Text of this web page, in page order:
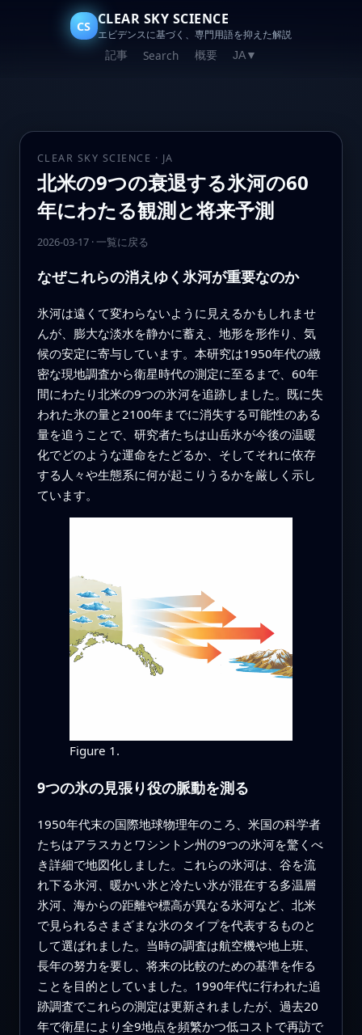
CS CLEAR SKY SCIENCE
エビデンスに基づく、専門用語を抑えた解説
記事 Search 概要 JA▼
CLEAR SKY SCIENCE · JA
北米の9つの衰退する氷河の60
年にわたる観測と将来予測
2026-03-17· 一覧に戻る
なぜこれらの消えゆく氷河が重要なのか
氷河は遠くて変わらないように見えるかもしれませ
んが、膨大な淡水を静かに蓄え、地形を形作り、気
候の安定に寄与しています。本研究は1950年代の緻
密な現地調査から衛星時代の測定に至るまで、60年
間にわたり北米の9つの氷河を追跡しました。既に失
われた氷の量と2100年までに消失する可能性のある
量を追うことで、研究者たちは山岳氷が今後の温暖
化でどのような運命をたどるか、そしてそれに依存
する人々や生態系に何が起こりうるかを厳しく示し
ています。
Figure 1.
9つの氷の見張り役の脈動を測る
1950年代末の国際地球物理年のころ、米国の科学者
たちはアラスカとワシントン州の9つの氷河を驚くべ
き詳細で地図化しました。これらの氷河は、谷を流
れ下る氷河、暖かい氷と冷たい氷が混在する多温層
氷河、海からの距離や標高が異なる氷河など、北米
で見られるさまざまな氷のタイプを代表するものと
して選ばれました。当時の調査は航空機や地上班、
長年の努力を要し、将来の比較のための基準を作る
ことを目的としていました。1990年代に行われた追
跡調査でこれらの測定は更新されましたが、過去20
年で衛星により全9地点を頻繁かつ低コストで再訪で